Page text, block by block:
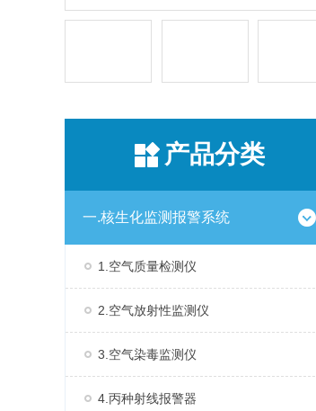
产品分类
一.核生化监测报警系统
1.空气质量检测仪
2.空气放射性监测仪
3.空气染毒监测仪
4.丙种射线报警器